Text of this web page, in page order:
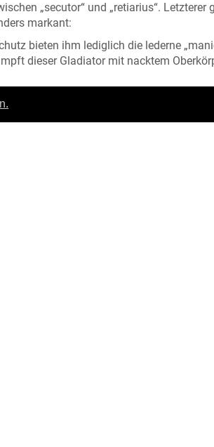
„secutor“ und „retiarius“. Letzterer
markant:
bieten ihm lediglich die lederne
dieser Gladiator mit nacktem
aber nur etwa acht Kilogramm.